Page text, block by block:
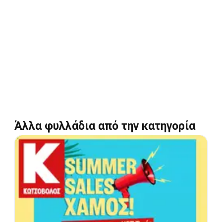
Άλλα φυλλάδια από την κατηγορία